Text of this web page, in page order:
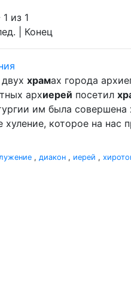
из 1
| Конец
храмах города
архиерей посетил
им была совершена
которое на нас
, диакон , иерей ,